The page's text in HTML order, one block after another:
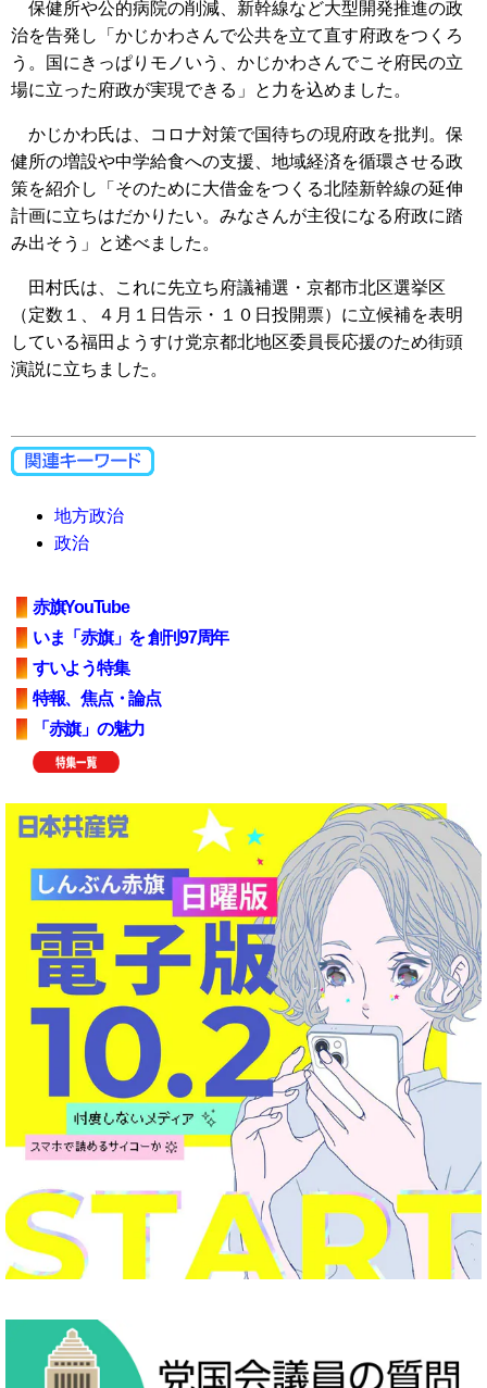
保健所や公的病院の削減、新幹線など大型開発推進の政
治を告発し「かじかわさんで公共を立て直す府政をつくろ
う。国にきっぱりモノいう、かじかわさんでこそ府民の立
場に立った府政が実現できる」と力を込めました。
かじかわ氏は、コロナ対策で国待ちの現府政を批判。保
健所の増設や中学給食への支援、地域経済を循環させる政
策を紹介し「そのために大借金をつくる北陸新幹線の延伸
計画に立ちはだかりたい。みなさんが主役になる府政に踏
み出そう」と述べました。
田村氏は、これに先立ち府議補選・京都市北区選挙区
（定数１、４月１日告示・１０日投開票）に立候補を表明
している福田ようすけ党京都北地区委員長応援のため街頭
演説に立ちました。
地方政治
政治
赤旗YouTube
いま「赤旗」を 創刊97周年
すいよう特集
特報、焦点・論点
「赤旗」の魅力